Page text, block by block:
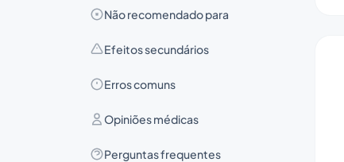
Não recomendado para
Efeitos secundários
Erros comuns
Opiniões médicas
Perguntas frequentes